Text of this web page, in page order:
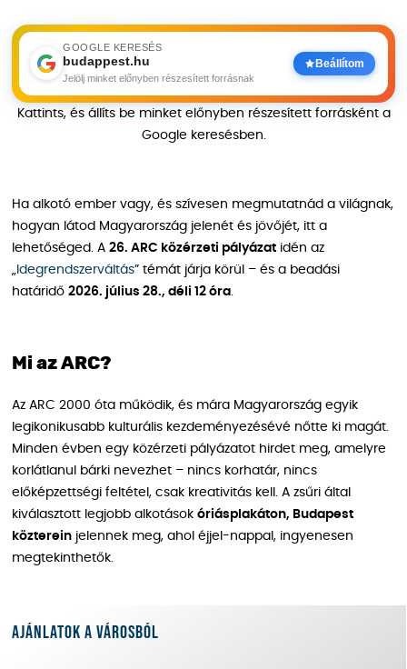
GOOGLE KERESÉS
budappest.hu
Jelölj minket előnyben részesített forrásnak
Beállítom
Kattints, és állíts be minket előnyben részesített forrásként a
Google keresésben.
Ha alkotó ember vagy, és szívesen megmutatnád a világnak,
hogyan látod Magyarország jelenét és jövőjét, itt a
lehetőséged. A 26. ARC közérzeti pályázat idén az
„ Idegrendszerváltás” témát járja körül – és a beadási
határidő 2026. július 28., déli 12 óra.
Mi az ARC?
Az ARC 2000 óta működik, és mára Magyarország egyik
legikonikusabb kulturális kezdeményezésévé nőtte ki magát.
Minden évben egy közérzeti pályázatot hirdet meg, amelyre
korlátlanul bárki nevezhet – nincs korhatár, nincs
előképzettségi feltétel, csak kreativitás kell. A zsűri által
kiválasztott legjobb alkotások óriásplakáton, Budapest
közterein jelennek meg, ahol éjjel-nappal, ingyenesen
megtekinthetők.
Ajánlatok a városból